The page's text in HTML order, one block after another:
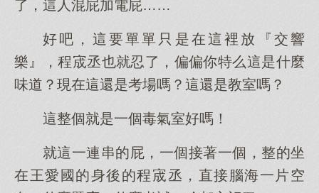
了，這人混屁加電屁……
好吧，這要單單只是在這裡放『交響
樂』，程宬丞也就忍了，偏偏你特么這是什麼
味道？現在這還是考場嗎？這還是教室嗎？
這整個就是一個毒氣室好嗎！
就這一連串的屁，一個接著一個，整的坐
在王愛國的身後的程宬丞，直接腦海一片空